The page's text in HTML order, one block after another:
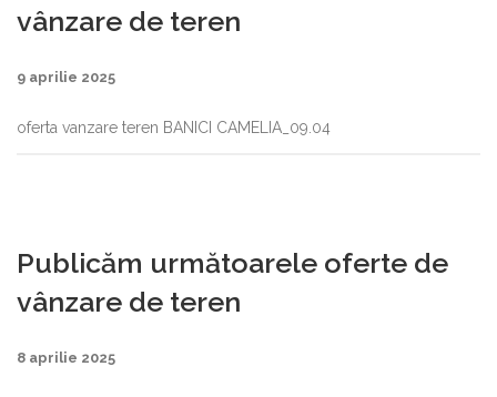
vânzare de teren
9 aprilie 2025
oferta vanzare teren BANICI CAMELIA_09.04
Publicăm următoarele oferte de
vânzare de teren
8 aprilie 2025